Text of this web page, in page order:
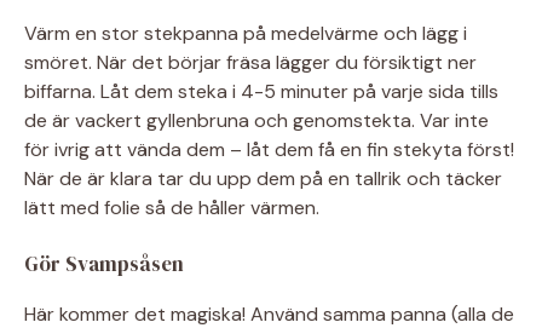
Värm en stor stekpanna på medelvärme och lägg i
smöret. När det börjar fräsa lägger du försiktigt ner
biffarna. Låt dem steka i 4-5 minuter på varje sida tills
de är vackert gyllenbruna och genomstekta. Var inte
för ivrig att vända dem – låt dem få en fin stekyta först!
När de är klara tar du upp dem på en tallrik och täcker
lätt med folie så de håller värmen.
Gör Svampsåsen
Här kommer det magiska! Använd samma panna (alla de